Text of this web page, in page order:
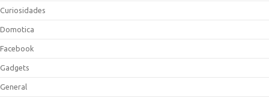
Curiosidades
Domotica
Facebook
Gadgets
General